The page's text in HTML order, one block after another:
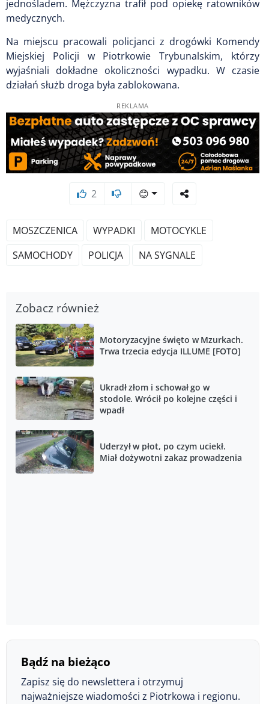
jednośladem. Mężczyzna trafił pod opiekę ratowników
medycznych.
Na miejscu pracowali policjanci z drogówki Komendy
Miejskiej Policji w Piotrkowie Trybunalskim, którzy
wyjaśniali dokładne okoliczności wypadku. W czasie
działań służb droga była zablokowana.
REKLAMA
2 😊
MOSZCZENICA WYPADKI
MOTOCYKLE
SAMOCHODY
POLICJA NA SYGNALE
Zobacz również
Motoryzacyjne święto w Mzurkach.
Trwa trzecia edycja ILLUME [FOTO]
Ukradł złom i schował go w
stodole. Wrócił po kolejne części i
wpadł
Uderzył w płot, po czym uciekł.
Miał dożywotni zakaz prowadzenia
Bądź na bieżąco
Zapisz się do newslettera i otrzymuj
najważniejsze wiadomości z Piotrkowa i regionu.